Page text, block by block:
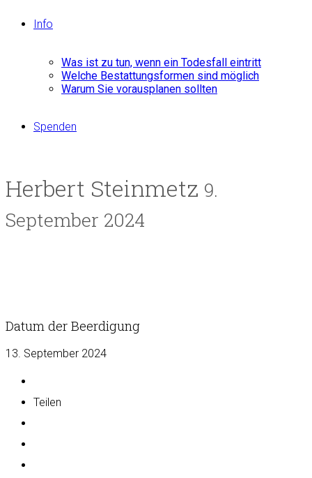
Info
Was ist zu tun, wenn ein Todesfall eintritt
Welche Bestattungsformen sind möglich
Warum Sie vorausplanen sollten
Spenden
Herbert Steinmetz 9.
September 2024
Datum der Beerdigung
13. September 2024
Teilen